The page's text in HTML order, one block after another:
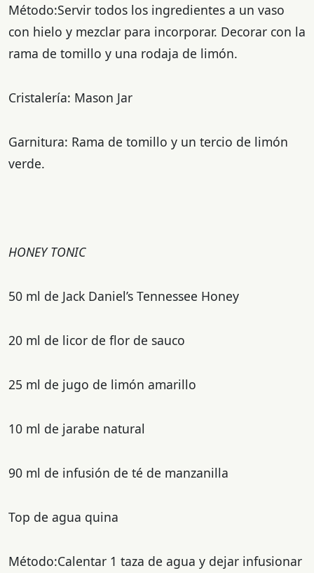
Método:Servir todos los ingredientes a un vaso
con hielo y mezclar para incorporar. Decorar con la
rama de tomillo y una rodaja de limón.
Cristalería: Mason Jar
Garnitura: Rama de tomillo y un tercio de limón
verde.
HONEY TONIC
50 ml de Jack Daniel’s Tennessee Honey
20 ml de licor de flor de sauco
25 ml de jugo de limón amarillo
10 ml de jarabe natural
90 ml de infusión de té de manzanilla
Top de agua quina
Método:Calentar 1 taza de agua y dejar infusionar